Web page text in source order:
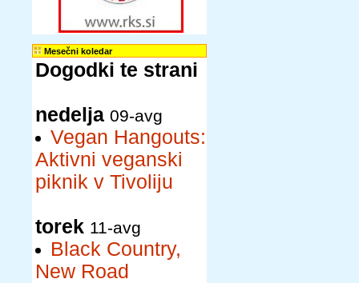
Mesečni koledar
Dogodki te strani
nedelja 09-avg
Vegan Hangouts:
Aktivni veganski
piknik v Tivoliju
torek 11-avg
Black Country,
New Road